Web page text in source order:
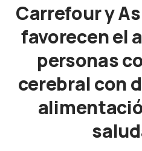
Carrefour y
favorecen el
personas
cerebral con